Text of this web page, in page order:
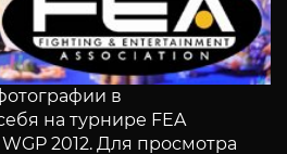
в
на турнире FEA
WGP 2012. Для просмотра